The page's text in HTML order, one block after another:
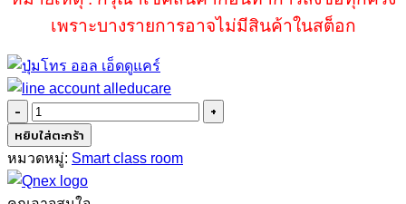
เพราะบางรายการอาจไม่มีสินค้าในสต็อก
จำนวน
ชุด
บันทึก
และ
หยิบใส่ตะกร้า
หมวดหมู่: Smart class room